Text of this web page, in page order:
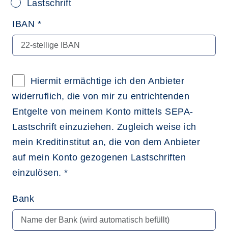
Lastschrift
IBAN *
Hiermit ermächtige ich den Anbieter
widerruflich, die von mir zu entrichtenden
Entgelte von meinem Konto mittels SEPA-
Lastschrift einzuziehen. Zugleich weise ich
mein Kreditinstitut an, die von dem Anbieter
auf mein Konto gezogenen Lastschriften
einzulösen. *
Bank